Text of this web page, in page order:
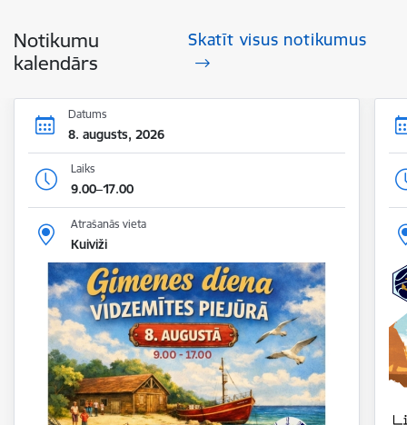
Notikumu
kalendārs
Skatīt visus notikumus
Datums
8. augusts, 2026
Laiks
9.00–17.00
Atrašanās vieta
Kuiviži